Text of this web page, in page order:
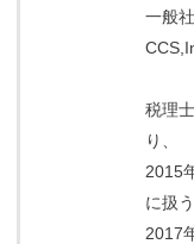
一般
税理
り、
2015
に扱
2017